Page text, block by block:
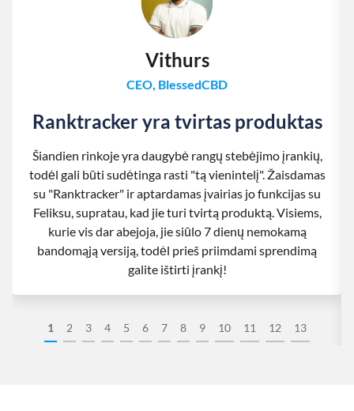
1 2 3 4 5 6 7 8 9 10 11 12 13
Vithurs
CEO, BlessedCBD
Ranktracker yra tvirtas produktas
Šiandien rinkoje yra daugybė rangų stebėjimo įrankių,
todėl gali būti sudėtinga rasti "tą vienintelį". Žaisdamas
su "Ranktracker" ir aptardamas įvairias jo funkcijas su
Feliksu, supratau, kad jie turi tvirtą produktą. Visiems,
kurie vis dar abejoja, jie siūlo 7 dienų nemokamą
bandomąją versiją, todėl prieš priimdami sprendimą
galite ištirti įrankį!